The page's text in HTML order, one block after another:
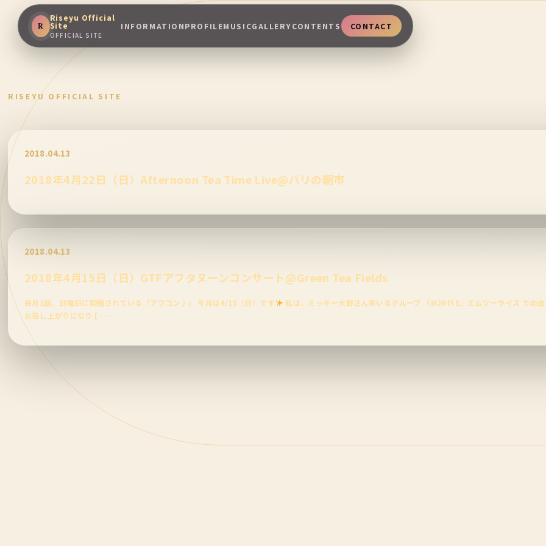
R
Riseyu Official
Site
OFFICIAL SITE
INFORMATIONPROFILEMUSICGALLERYCONTENTS CONTACT
RISEYU OFFICIAL SITE
2018.04.13
2018年4月22日（日）Afternoon Tea Time Live@パリの朝市
2018.04.13
2018年4月15日（日）GTFアフタヌーンコンサート@Green Tea Fields
毎月1回、日曜日に開催されている『アフコン♪』 今月は4/15（日）です
私は、ミッキー大野さん率いるグループ 『M2RISE』エムツーライズ での
お召し上がりになり [……